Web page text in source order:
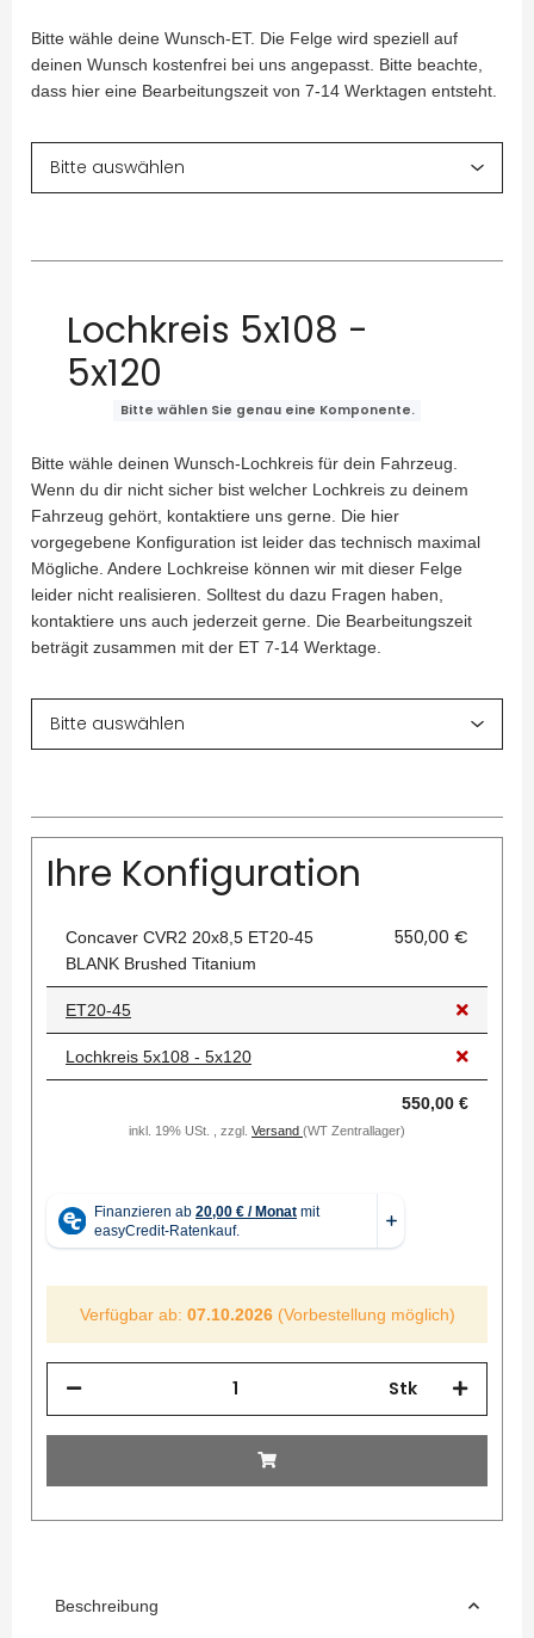
Bitte wähle deine Wunsch-ET. Die Felge wird speziell auf
deinen Wunsch kostenfrei bei uns angepasst. Bitte beachte,
dass hier eine Bearbeitungszeit von 7-14 Werktagen entsteht.
Lochkreis 5x108 -
5x120
Bitte wählen Sie genau eine Komponente.
Bitte wähle deinen Wunsch-Lochkreis für dein Fahrzeug.
Wenn du dir nicht sicher bist welcher Lochkreis zu deinem
Fahrzeug gehört, kontaktiere uns gerne. Die hier
vorgegebene Konfiguration ist leider das technisch maximal
Mögliche. Andere Lochkreise können wir mit dieser Felge
leider nicht realisieren. Solltest du dazu Fragen haben,
kontaktiere uns auch jederzeit gerne. Die Bearbeitungszeit
beträgit zusammen mit der ET 7-14 Werktage.
Ihre Konfiguration
Concaver CVR2 20x8,5 ET20-45
BLANK Brushed Titanium
550,00 €
ET20-45
Lochkreis 5x108 - 5x120
550,00 €
inkl. 19% USt. , zzgl. Versand (WT Zentrallager)
Verfügbar ab: 07.10.2026(Vorbestellung möglich)
Stk
Beschreibung